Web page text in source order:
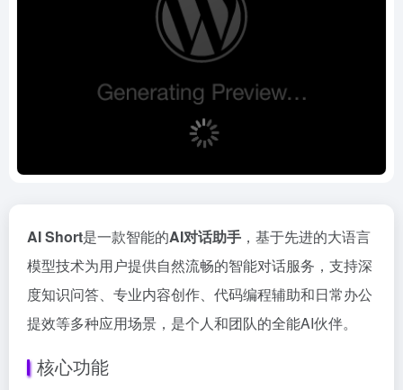
AI Short是一款智能的AI对话助手 ，基于先进的大语言
模型技术为用户提供自然流畅的智能对话服务，支持深
度知识问答、专业内容创作、代码编程辅助和日常办公
提效等多种应用场景，是个人和团队的全能AI伙伴。
核心功能